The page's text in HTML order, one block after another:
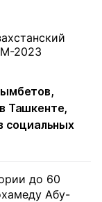
Ташкенте,
социальных
до 60
Абу-